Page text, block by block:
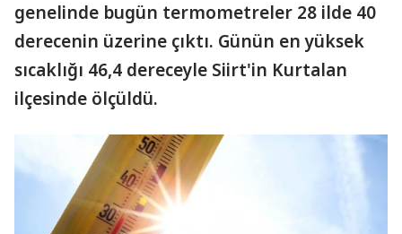
genelinde bugün termometreler 28 ilde 40
derecenin üzerine çıktı. Günün en yüksek
sıcaklığı 46,4 dereceyle Siirt'in Kurtalan
ilçesinde ölçüldü.